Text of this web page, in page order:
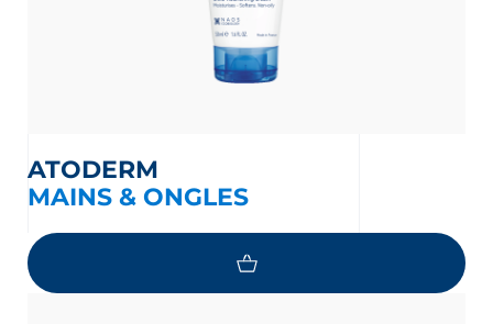
ATODERM
MAINS & ONGLES